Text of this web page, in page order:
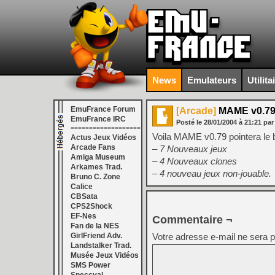
News Emulateurs
EmuFrance Forum
EmuFrance IRC
===================
Actus Jeux Vidéos
Arcade Fans
Amiga Museum
Arkames Trad.
Bruno C. Zone
Calice
CBSata
CPS2Shock
EF-Nes
Fan de la NES
GirlFriend Adv.
Landstalker Trad.
Musée Jeux Vidéos
SMS Power
[Arcade] MAME
Posté le 28/01/2004 à 21:21 par
Voila MAME v0.79 pointera
– 7 Nouveaux jeux
– 4 Nouveaux clones
– 4 nouveau jeux non-jouable.
Commentaire ¬
Votre adresse e-mail ne sera